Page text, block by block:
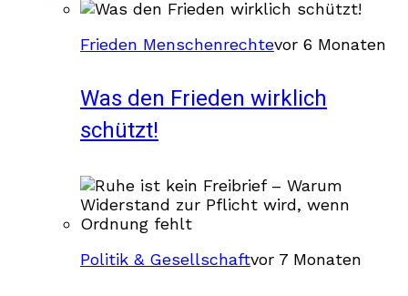
Frieden Menschenrechtevor 6 Monaten
Was den Frieden wirklich
schützt!
Politik & Gesellschaftvor 7 Monaten